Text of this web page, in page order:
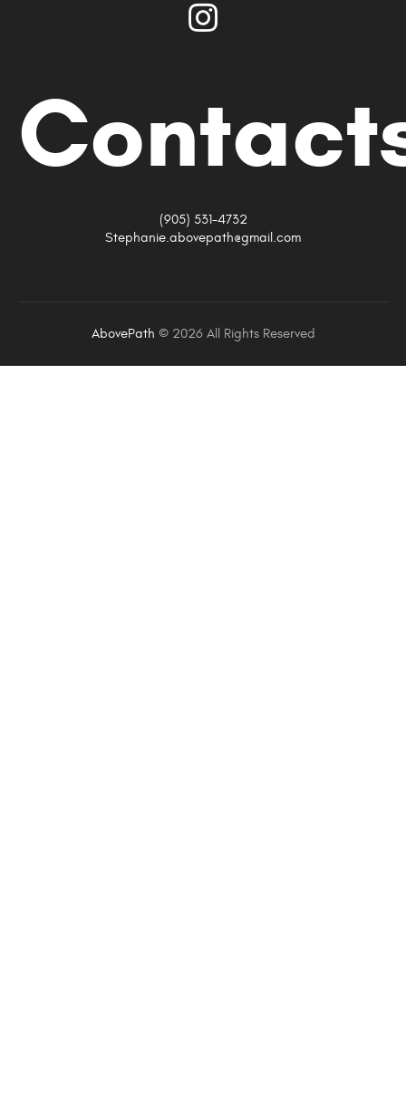
(905) 531-4732
Stephanie.abovepath@gmail.com
AbovePath ©2026 All Rights Reserved